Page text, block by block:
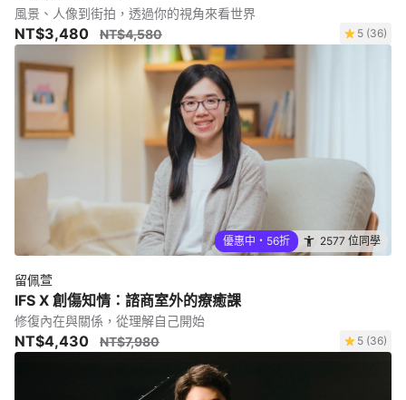
風景、人像到街拍，透過你的視角來看世界
NT$3,480 NT$4,580 5 (36)
優惠中・56折 2577 位同學
留佩萱
IFS X 創傷知情：諮商室外的療癒課
修復內在與關係，從理解自己開始
NT$4,430 NT$7,980 5 (36)